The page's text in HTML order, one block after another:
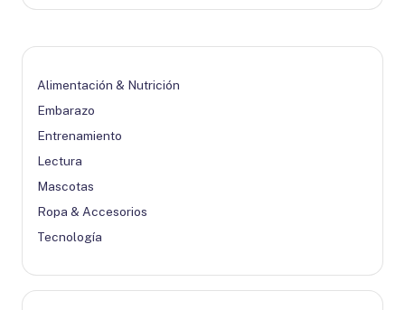
Alimentación & Nutrición
Embarazo
Entrenamiento
Lectura
Mascotas
Ropa & Accesorios
Tecnología